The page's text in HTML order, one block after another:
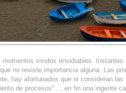
momentos vividos envidiables.
no reviste importancia alguna. Las
hay afortunados que ni consideran
de procesos”..., en fin una ingente